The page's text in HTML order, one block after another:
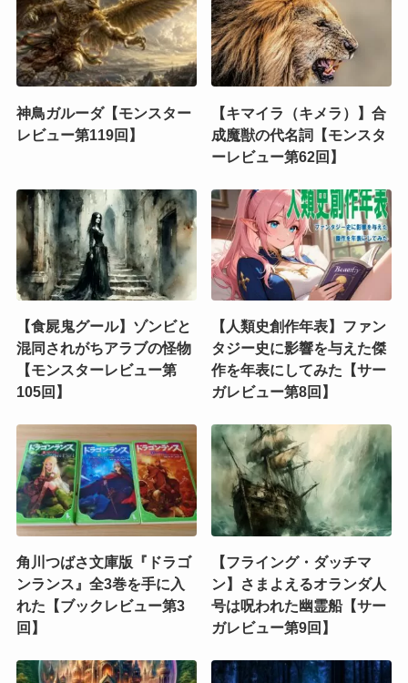
神鳥ガルーダ【モンスター
レビュー第119回】
【キマイラ（キメラ）】合
成魔獣の代名詞【モンスタ
ーレビュー第62回】
【食屍鬼グール】ゾンビと
混同されがちアラブの怪物
【モンスターレビュー第
105回】
【人類史創作年表】ファン
タジー史に影響を与えた傑
作を年表にしてみた【サー
ガレビュー第8回】
角川つばさ文庫版『ドラゴ
ンランス』全3巻を手に入
れた【ブックレビュー第3
回】
【フライング・ダッチマ
ン】さまよえるオランダ人
号は呪われた幽霊船【サー
ガレビュー第9回】